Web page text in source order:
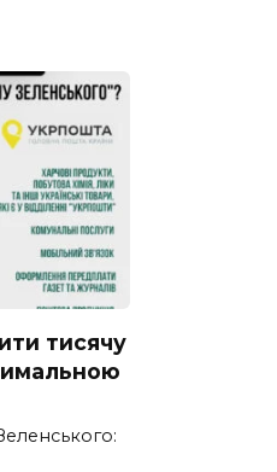
тисячу